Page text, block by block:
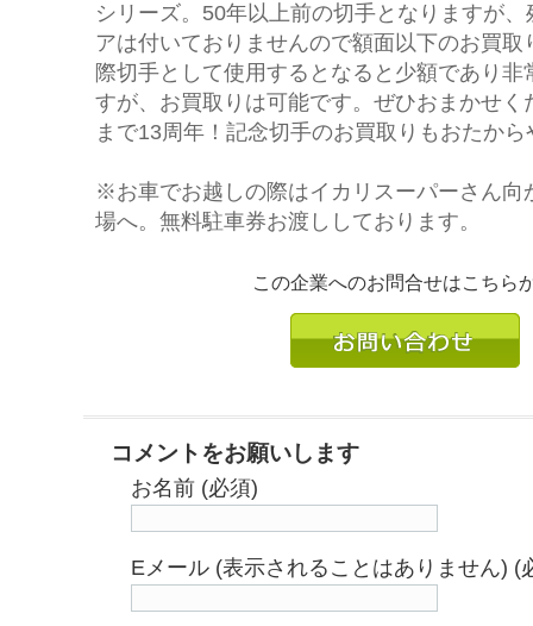
シリーズ。50年以上前の切手となりますが
アは付いておりませんので額面以下のお買取
際切手として使用するとなると少額であり非
すが、お買取りは可能です。ぜひおまかせく
まで13周年！記念切手のお買取りもおたか
※お車でお越しの際はイカリスーパーさん向
場へ。無料駐車券お渡ししております。
この企業へのお問合せはこちら
コメントをお願いします
お名前 (必須)
Eメール (表示されることはありません) (